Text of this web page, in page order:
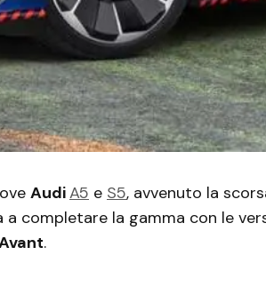
AudiA5 e S5, avvenuto la
completare la gamma con le
.